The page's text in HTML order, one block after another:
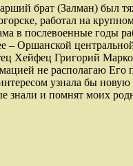
брат (Залман) был
работал на
в послевоенные годы
– Оршанской
Хейфец Григорий
не располагаю Его
узнала бы
знали и помнят моих